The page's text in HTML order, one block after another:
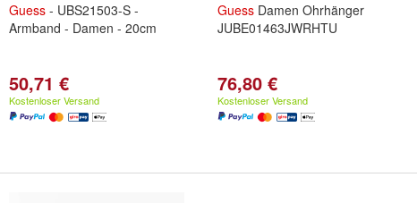
Guess - UBS21503-S -
Armband - Damen - 20cm
50,71 €
Kostenloser Versand
Guess Damen Ohrhänger
JUBE01463JWRHTU
76,80 €
Kostenloser Versand